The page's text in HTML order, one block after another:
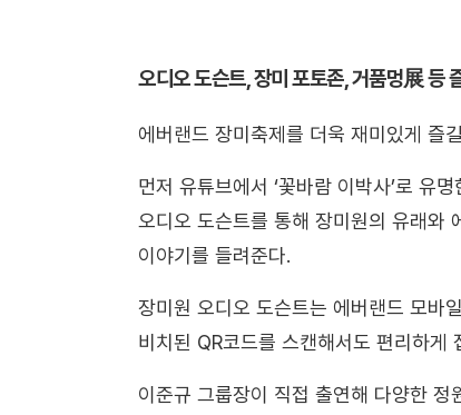
오디오 도슨트, 장미 포토존, 거품멍展 등
에버랜드 장미축제를 더욱 재미있게 즐
먼저 유튜브에서 ‘꽃바람 이박사’로 유
오디오 도슨트를 통해 장미원의 유래와
이야기를 들려준다.
장미원 오디오 도슨트는 에버랜드 모바
비치된 QR코드를 스캔해서도 편리하게
이준규 그룹장이 직접 출연해 다양한 정